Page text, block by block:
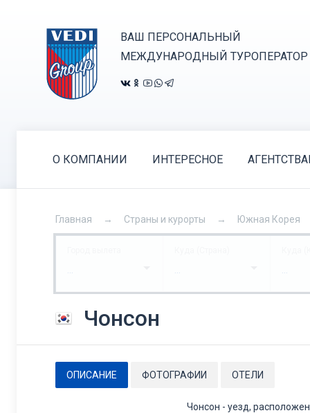
ВАШ ПЕРСОНАЛЬНЫЙ
МЕЖДУНАРОДНЫЙ ТУРОПЕРАТОР
О КОМПАНИИ ИНТЕРЕСНОЕ
Главная Страны и курорты Южная Корея
... ... ...
Чонсон
ОПИСАНИЕ ФОТОГРАФИИ ОТЕЛИ
Чонсон - уезд,